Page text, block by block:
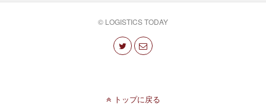
© LOGISTICS TODAY
トップに戻る